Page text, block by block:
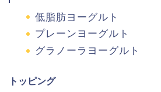
低脂肪ヨーグルト
プレーンヨーグルト
グラノーラヨーグルト
トッピング